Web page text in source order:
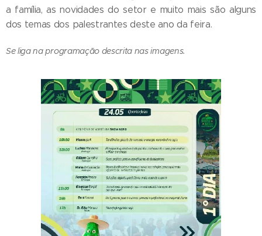
a família, as novidades do setor e muito mais são alguns
dos temas dos palestrantes deste ano da feira.
Se liga na programação descrita nas imagens.